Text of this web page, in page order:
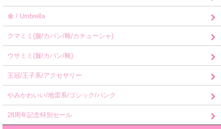
傘 / Umbrella
クマミミ(服/カバン/靴/カチューシャ)
ウサミミ(服/カバン/靴)
王冠/王子系/アクセサリー
やみかわいい/地雷系/ゴシック/パンク
28周年記念特別セール